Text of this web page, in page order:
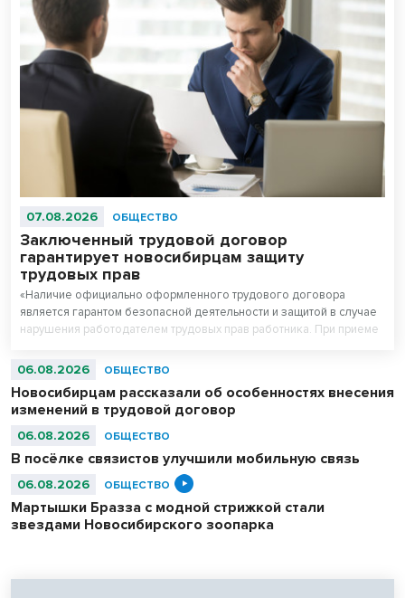
07.08.2026 ОБЩЕСТВО
Заключенный трудовой договор
гарантирует новосибирцам защиту
трудовых прав
«Наличие официально оформленного трудового договора
является гарантом безопасной деятельности и защитой в случае
нарушения работодателем трудовых прав работника. При приеме
договор», - рассказал руководитель Государственной инспекции
06.08.2026 ОБЩЕСТВО
Новосибирцам рассказали об особенностях внесения
изменений в трудовой договор
06.08.2026 ОБЩЕСТВО
В посёлке связистов улучшили мобильную связь
06.08.2026 ОБЩЕСТВО
Мартышки Бразза с модной стрижкой стали
звездами Новосибирского зоопарка